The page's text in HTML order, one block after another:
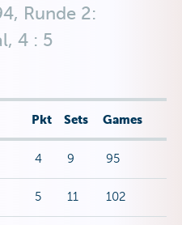
Runde 2:
4 : 5
Pkt Sets Games
4 9 95
5 11 102